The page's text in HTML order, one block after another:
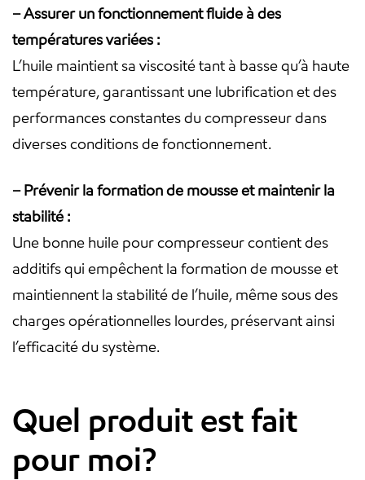
– Assurer un fonctionnement fluide à des
températures variées :
L’huile maintient sa viscosité tant à basse qu’à haute
température, garantissant une lubrification et des
performances constantes du compresseur dans
diverses conditions de fonctionnement.
– Prévenir la formation de mousse et maintenir la
stabilité :
Une bonne huile pour compresseur contient des
additifs qui empêchent la formation de mousse et
maintiennent la stabilité de l’huile, même sous des
charges opérationnelles lourdes, préservant ainsi
l’efficacité du système.
Quel produit est fait
pour moi?